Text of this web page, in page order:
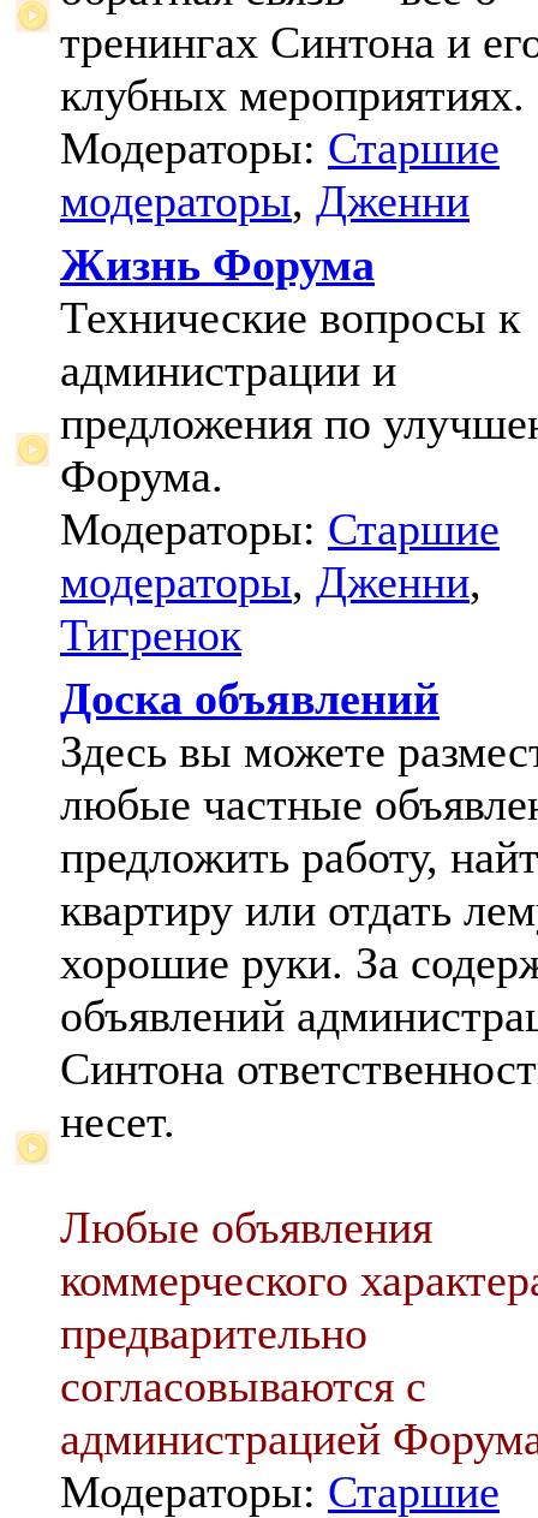
тренингах Синтона и
клубных мероприятиях.
Модераторы: Старшие
модераторы, Дженни
Жизнь Форума
Технические вопросы к
администрации и
предложения по
Форума.
Модераторы: Старшие
модераторы, Дженни,
Тигренок
Доска объявлений
Здесь вы можете
любые частные
предложить работу,
квартиру или отдать
хорошие руки. За
объявлений
Синтона
несет.
Любые объявления
коммерческого
предварительно
согласовываются с
администрацией
Модераторы: Старшие